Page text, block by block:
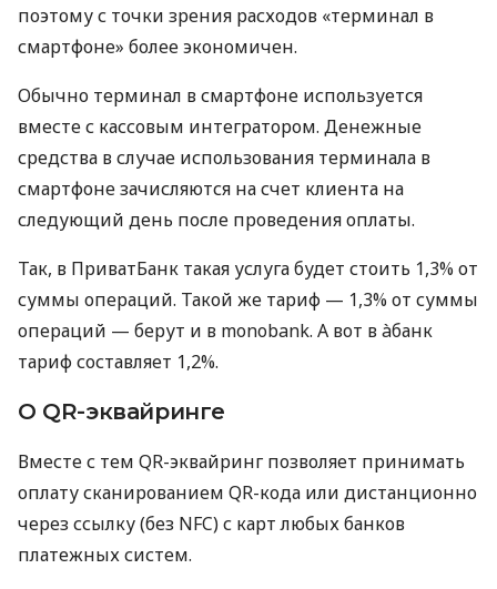
поэтому с точки зрения расходов «терминал в
смартфоне» более экономичен.
Обычно терминал в смартфоне используется
вместе с кассовым интегратором. Денежные
средства в случае использования терминала в
смартфоне зачисляются на счет клиента на
следующий день после проведения оплаты.
Так, в ПриватБанк такая услуга будет стоить 1,3% от
суммы операций. Такой же тариф — 1,3% от суммы
операций — берут и в monobank. А вот в àбанк
тариф составляет 1,2%.
О QR-эквайринге
Вместе с тем QR-эквайринг позволяет принимать
оплату сканированием QR-кода или дистанционно
через ссылку (без NFC) с карт любых банков
платежных систем.